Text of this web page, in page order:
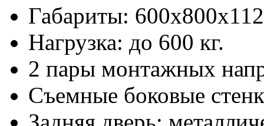
Габариты:
Нагрузка: до 600 кг.
2 пары монтажных
Съемные боковые